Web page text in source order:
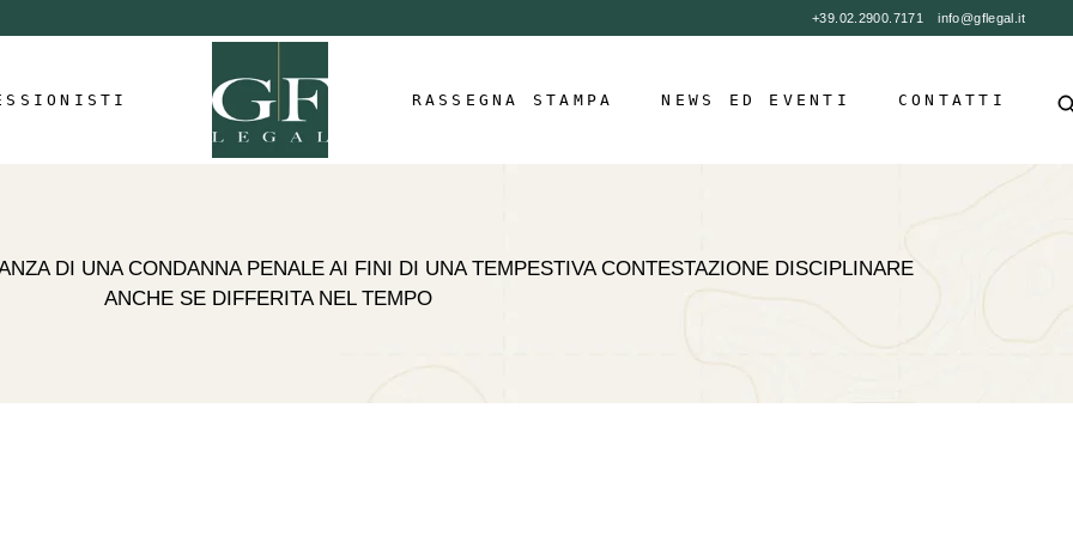
+39.02.2900.7171 info@gflegal.it
RASSEGNA STAMPA NEWS ED EVENTI
Eventi
CONTATTI
Fusani
Simoneschi
Eventi
DI UNA CONDANNA PENALE AI FINI DI UNA TEMPESTIVA CONTESTAZIONE DISCIPLINARE
ANCHE SE DIFFERITA NEL TEMPO